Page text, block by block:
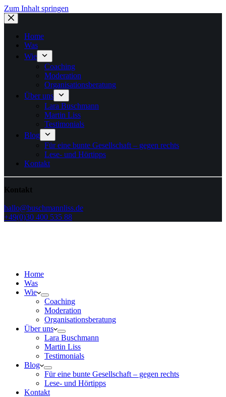
Zum Inhalt springen
Home
Was
Wie
Coaching
Moderation
Organisationsberatung
Über uns
Lara Buschmann
Martin Liss
Testimonials
Blog
Für eine bunte Gesellschaft – gegen rechts
Lese- und Hörtipps
Kontakt
Kontakt
hallo@buschmannliss.de
+49(0)30 400 535 88
Home
Was
Wie
Coaching
Moderation
Organisationsberatung
Über uns
Lara Buschmann
Martin Liss
Testimonials
Blog
Für eine bunte Gesellschaft – gegen rechts
Lese- und Hörtipps
Kontakt